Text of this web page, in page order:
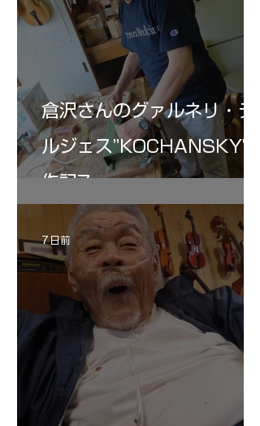
倉沢さんのグァルネリ・デ
ルジェス”KOCHANSKY"制
作記7
7 日前